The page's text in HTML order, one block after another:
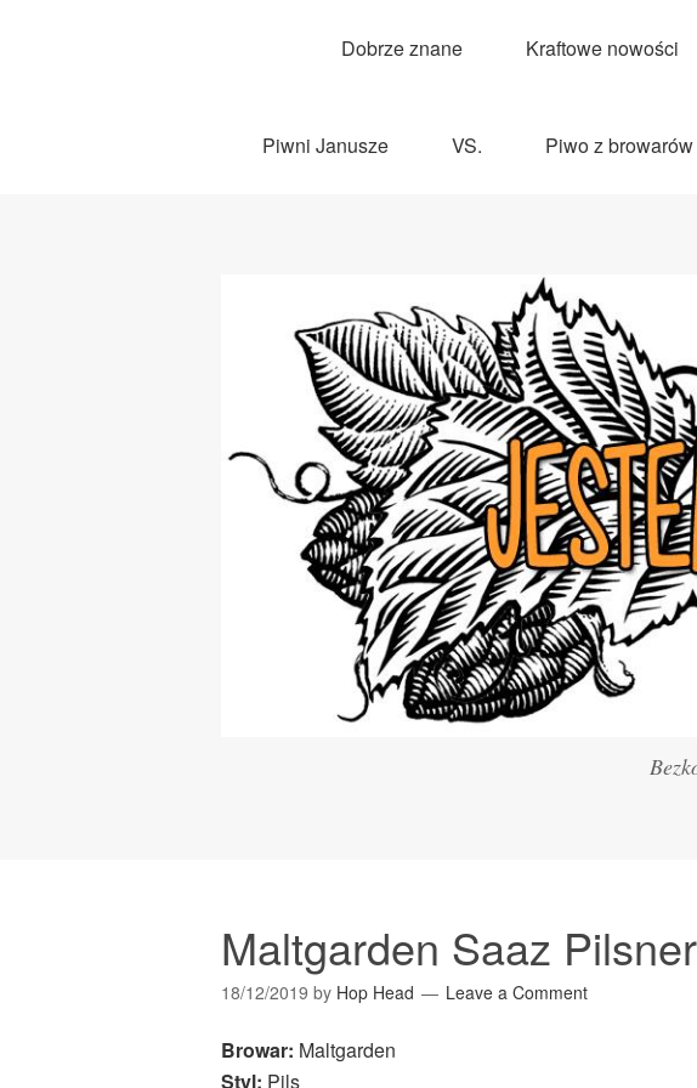
Dobrze znane Kraftowe nowości
Piwni Janusze VS. Piwo z
Maltgarden Saaz Pilsner
18/12/2019 by Hop Head Leave a Comment
Browar: Maltgarden
Styl: Pils